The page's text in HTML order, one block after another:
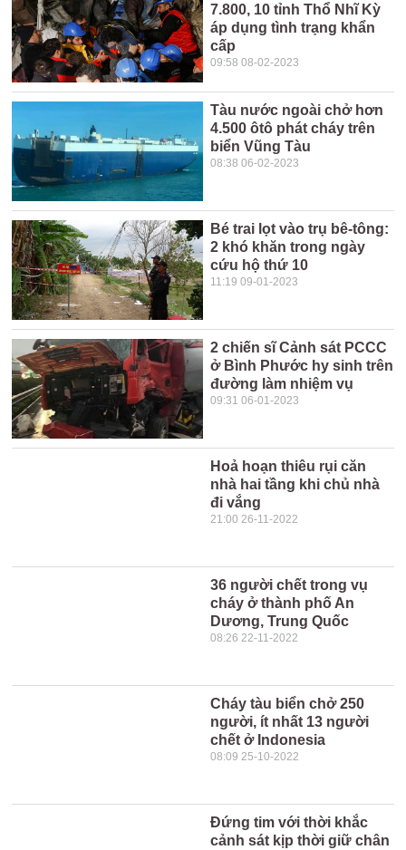
7.800, 10 tỉnh Thổ Nhĩ Kỳ
áp dụng tình trạng khẩn
cấp
09:58 08-02-2023
Tàu nước ngoài chở hơn
4.500 ôtô phát cháy trên
biển Vũng Tàu
08:38 06-02-2023
Bé trai lọt vào trụ bê-tông:
2 khó khăn trong ngày
cứu hộ thứ 10
11:19 09-01-2023
2 chiến sĩ Cảnh sát PCCC
ở Bình Phước hy sinh trên
đường làm nhiệm vụ
09:31 06-01-2023
Hoả hoạn thiêu rụi căn
nhà hai tầng khi chủ nhà
đi vắng
21:00 26-11-2022
36 người chết trong vụ
cháy ở thành phố An
Dương, Trung Quốc
08:26 22-11-2022
Cháy tàu biển chở 250
người, ít nhất 13 người
chết ở Indonesia
08:09 25-10-2022
Đứng tim với thời khắc
cảnh sát kịp thời giữ chân